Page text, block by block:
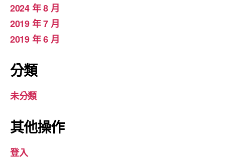
2024 年 8 月
2019 年 7 月
2019 年 6 月
分類
未分類
其他操作
登入